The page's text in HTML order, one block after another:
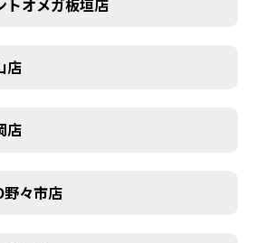
店
店
野々市店